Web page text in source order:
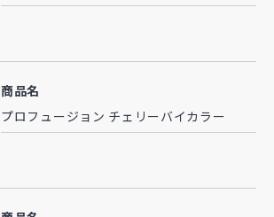
商品名
プロフュージョン チェリーバイカラー